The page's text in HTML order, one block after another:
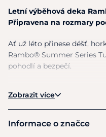
Letní výběhová deka
Připravena na rozmary
Ať už léto přinese déšť,
Rambo® Summer Series
pohodlí a bezpečí.
ochrání před
Boční panely z
vzduchu a odvádějí
Zobrazit více
Informace o značce